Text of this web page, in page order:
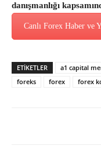
danışmanlığı
Canlı Forex Haber ve
ETİKETLER a1 capital
foreks
forex forex